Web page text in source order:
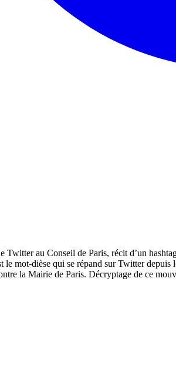
le mot-dièse qui se répand sur Twitter
la Mairie de Paris. Décryptage de ce